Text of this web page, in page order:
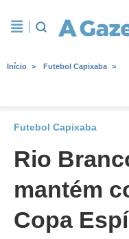
Início Futebol Capixaba
Futebol Capixaba
Rio
mantém
Copa